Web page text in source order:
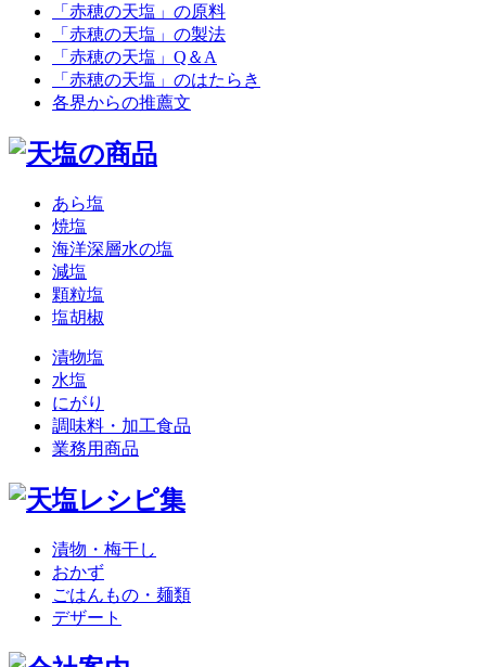
「赤穂の天塩」の原料
「赤穂の天塩」の製法
「赤穂の天塩」Q＆A
「赤穂の天塩」のはたらき
各界からの推薦文
あら塩
焼塩
海洋深層水の塩
減塩
顆粒塩
塩胡椒
漬物塩
水塩
にがり
調味料・加工食品
業務用商品
漬物・梅干し
おかず
ごはんもの・麺類
デザート